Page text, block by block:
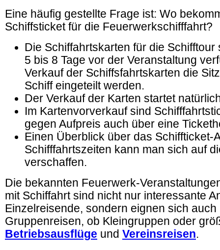
Eine häufig gestellte Frage ist: Wo
Schiffsticket für die Feuerwerkschifffahrt?
Die Schiffahrtskarten für die Schifftour
5 bis 8 Tage vor der Veranstaltung
Verkauf der Schiffsfahrtskarten die
Schiff eingeteilt werden.
Der Verkauf der Karten startet
Im Kartenvorverkauf sind
gegen Aufpreis auch über eine
Einen Überblick über das Schiffticket-
Schifffahrtszeiten kann man sich auf
verschaffen.
Die bekannten Feuerwerk-
mit Schiffahrt sind nicht nur interessante
Einzelreisende, sondern eignen sich
Gruppenreisen, ob Kleingruppen oder
Betriebsausflüge und Vereinsreisen.